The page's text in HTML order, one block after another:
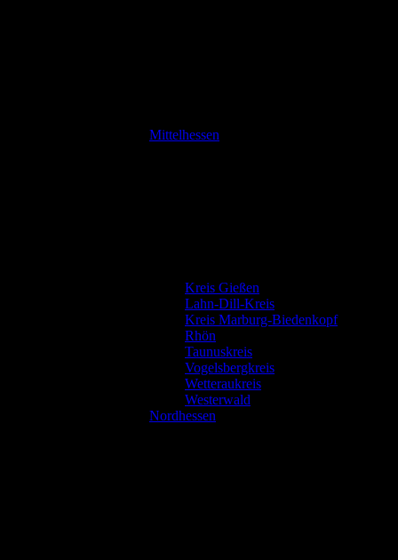
Mittelhessen
Kreis Gießen
Lahn-Dill-Kreis
Kreis Marburg-Biedenkopf
Rhön
Taunuskreis
Vogelsbergkreis
Wetteraukreis
Westerwald
Nordhessen